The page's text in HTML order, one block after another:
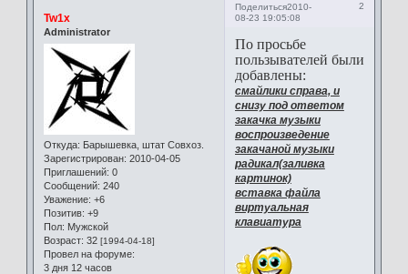
Поделиться 2
2010-
08-23 19:05:08
Tw1x
Administrator
Откуда: Барышевка, штат Совхоз.
Зарегистрирован: 2010-04-05
Приглашений: 0
Сообщений: 240
Уважение: +6
Позитив: +9
Пол: Мужской
Возраст: 32 [1994-04-18]
Провел на форуме:
3 дня 12 часов
По просьбе
пользывателей были
добавлены:
смайлики справа, и
снизу под ответом
закачка музыки
воспроизведение
закачаной музыки
радикал(заливка
картинок)
вставка файла
виртуальная
клавиатура